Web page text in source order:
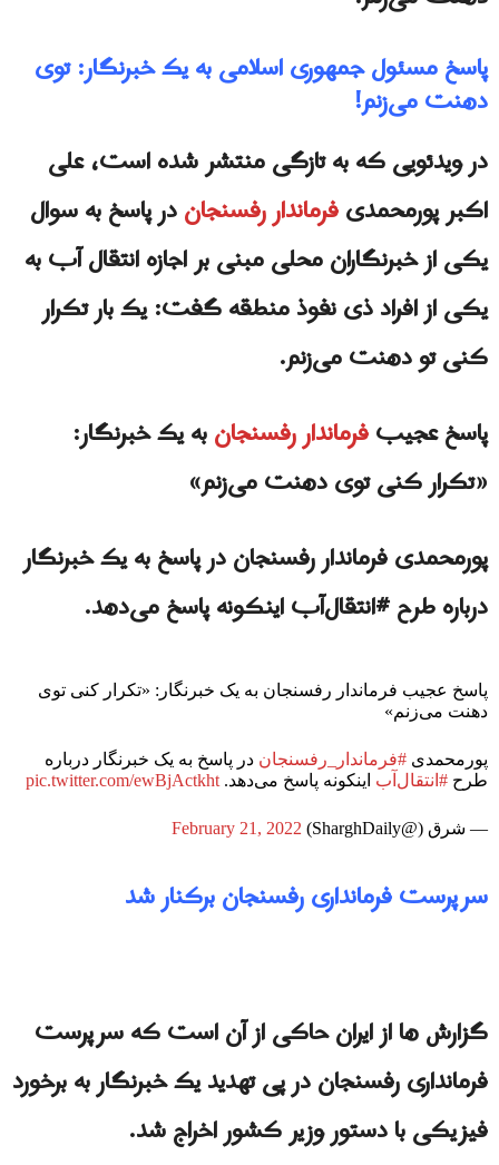
پاسخ مسئول جمهوری اسلامی به یک خبرنگار: توی
دهنت می‌زنم!
در ویدئویی که به تازگی منتشر شده است، علی
اکبر پورمحمدیفرماندار رفسنجاندر پاسخ به سوال
یکی از خبرنگاران محلی مبنی بر اجازه انتقال آب به
یکی از افراد ذی نفوذ منطقه گفت: یک بار تکرار
کنی تو دهنت می‌زنم.
پاسخ عجیبفرماندار رفسنجانبه یک خبرنگار:
«تکرار کنی توی دهنت می‌زنم»
پورمحمدی فرماندار رفسنجان در پاسخ به یک خبرنگار
درباره طرح #انتقال‌آب اینکونه پاسخ می‌دهد.
پاسخ عجیب فرماندار رفسنجان به یک خبرنگار: «تکرار کنی توی
دهنت می‌زنم»
پورمحمدی #فرماندار_رفسنجان در پاسخ به یک خبرنگار درباره
طرح #انتقال‌آب اینکونه پاسخ می‌دهد. pic.twitter.com/ewBjActkht
— شرق (@SharghDaily) February 21, 2022
سرپرست فرمانداری رفسنجان برکنار شد
گزارش ها از ایران حاکی از آن است که سرپرست
فرمانداری رفسنجان در پی تهدید یک خبرنگار به برخورد
فیزیکی با دستور وزیر کشور اخراج شد.